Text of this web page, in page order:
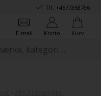
Tlf.:+4577358786
E-mail Konto Kurv